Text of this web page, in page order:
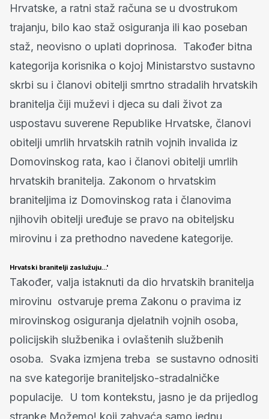
Hrvatske, a ratni staž računa se u dvostrukom
trajanju, bilo kao staž osiguranja ili kao poseban
staž, neovisno o uplati doprinosa. Također bitna
kategorija korisnika o kojoj Ministarstvo sustavno
skrbi su i članovi obitelji smrtno stradalih hrvatskih
branitelja čiji muževi i djeca su dali život za
uspostavu suverene Republike Hrvatske, članovi
obitelji umrlih hrvatskih ratnih vojnih invalida iz
Domovinskog rata, kao i članovi obitelji umrlih
hrvatskih branitelja. Zakonom o hrvatskim
braniteljima iz Domovinskog rata i članovima
njihovih obitelji uređuje se pravo na obiteljsku
mirovinu i za prethodno navedene kategorije.
Hrvatski branitelji zaslužuju...'
Također, valja istaknuti da dio hrvatskih branitelja
mirovinu ostvaruje prema Zakonu o pravima iz
mirovinskog osiguranja djelatnih vojnih osoba,
policijskih službenika i ovlaštenih službenih
osoba. Svaka izmjena treba se sustavno odnositi
na sve kategorije braniteljsko-stradalničke
populacije. U tom kontekstu, jasno je da prijedlog